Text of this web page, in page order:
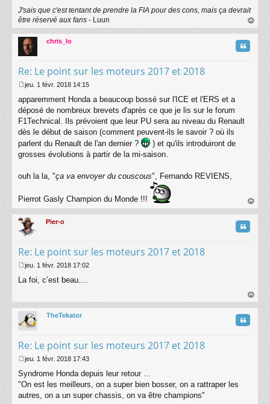
J'sais que c'est tentant de prendre la FIA pour des cons, mais ça devrait
être réservé aux fans - Luun
au
chris_lo
Re: Le point sur les moteurs 2017 et 2018
Citation
e
s
s
g
e
jeu. 1 févr. 2018 14:15
apparemment Honda a beaucoup bossé sur l'ICE et l'ERS et a
déposé de nombreux brevets d'après ce que je lis sur le forum
F1Technical. Ils prévoient que leur PU sera au niveau du Renault
dès le début de saison (comment peuvent-ils le savoir ? où ils
parlent du Renault de l'an dernier ?
) et qu'ils introduiront de
grosses évolutions à partir de la mi-saison.
ouh la la, "ça va envoyer du couscous", Fernando REVIENS,
Pierrot Gasly Champion du Monde !!!
au
Pier-o
Re: Le point sur les moteurs 2017 et 2018
Citation
e
a
g
e
jeu. 1 févr. 2018 17:02
La foi, c’est beau....
au
TheTekator
Re: Le point sur les moteurs 2017 et 2018
Citation
e
s
s
jeu. 1 févr. 2018 17:43
Syndrome Honda depuis leur retour ...
"On est les meilleurs, on a super bien bosser, on a rattraper les
autres, on a un super chassis, on va être champions"